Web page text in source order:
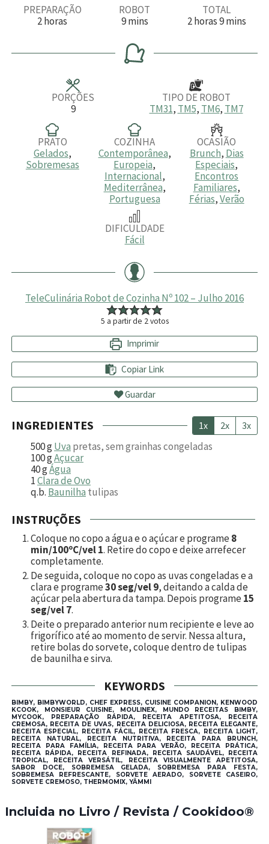
PREPARAÇÃO
2h
a
horas
ROBOT
9m
n
u
t
mins
TOTAL
2h
a
horas9m
u
mins
PORÇÕES
9
TIPO DE ROBOT
TM31, TM5, TM6, TM7
PRATO
Gelados,
Sobremesas
COZINHA
Contemporânea,
Europeia,
Internacional,
Mediterrânea,
Portuguesa
OCASIÃO
Brunch, Dias
Especiais,
Encontros
Familiares,
Férias,Verão
DIFICULDADE
Fácil
TeleCulinária Robot de Cozinha Nº 102 – Julho 2016
5 a partir de 2votos
Imprimir
Copiar Link
Guardar
INGREDIENTES 1x 2x 3x
500gUva pretas, sem grainhas congeladas
100gAçucar
40gÁgua
1Clara de Ovo
q.b. Baunilha tulipas
INSTRUÇÕES
Coloque no copo a água e o açúcar e programe8
min/100ºC/vel 1. Retire do copo e deixe arrefecer
completamente.
De seguida, coloque no copo as uvas congeladas e a
clara e programe30 seg/vel 9, deitando a calda de
açúcar pela abertura da tampa. Depois programe15
seg/vel 7.
Deite o preparado anterior num recipiente e leve ao
frigorífico até ao momento de servir. Nessa altura,
retire bolas do sorvete, coloque dentro de tulipas
de baunilha e sirva.
KEYWORDS
BIMBY, BIMBYWORLD, CHEF EXPRESS, CUISINE COMPANION, KENWOOD
KCOOK, MONSIEUR CUISINE, MOULINEX, MUNDO RECEITAS BIMBY,
MYCOOK, PREPARAÇÃO RÁPIDA, RECEITA APETITOSA, RECEITA
CREMOSA, RECEITA DE UVAS, RECEITA DELICIOSA, RECEITA ELEGANTE,
RECEITA ESPECIAL, RECEITA FÁCIL, RECEITA FRESCA, RECEITA LIGHT,
RECEITA NATURAL, RECEITA NUTRITIVA, RECEITA PARA BRUNCH,
RECEITA PARA FAMÍLIA, RECEITA PARA VERÃO, RECEITA PRÁTICA,
RECEITA RÁPIDA, RECEITA REFINADA, RECEITA SAUDÁVEL, RECEITA
TROPICAL, RECEITA VERSÁTIL, RECEITA VISUALMENTE APETITOSA,
SABOR DOCE, SOBREMESA GELADA, SOBREMESA PARA FESTA,
SOBREMESA REFRESCANTE, SORVETE AERADO, SORVETE CASEIRO,
SORVETE CREMOSO, THERMOMIX, YÄMMI
Incluida no Livro / Revista / Cookidoo®